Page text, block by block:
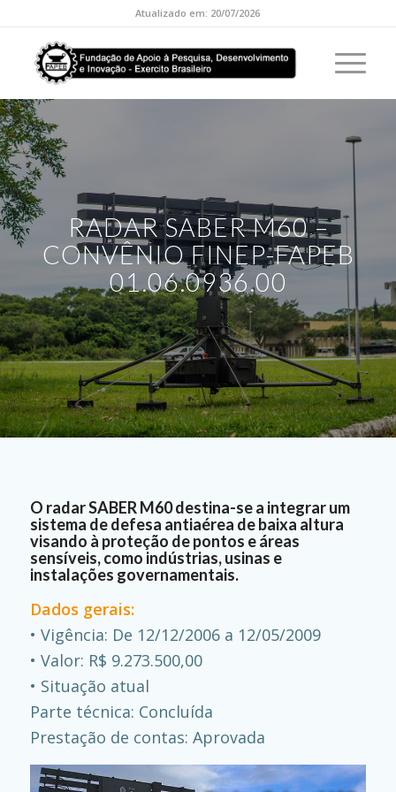
Atualizado em: 20/07/2026
RADAR SABER M60 –
CONVÊNIO FINEP-FAPEB
01.06.0936.00
O radar SABER M60 destina-se a integrar um
sistema de defesa antiaérea de baixa altura
visando à proteção de pontos e áreas
sensíveis, como indústrias, usinas e
instalações governamentais.
Dados gerais:
• Vigência: De 12/12/2006 a 12/05/2009
• Valor: R$ 9.273.500,00
• Situação atual
Parte técnica: Concluída
Prestação de contas: Aprovada